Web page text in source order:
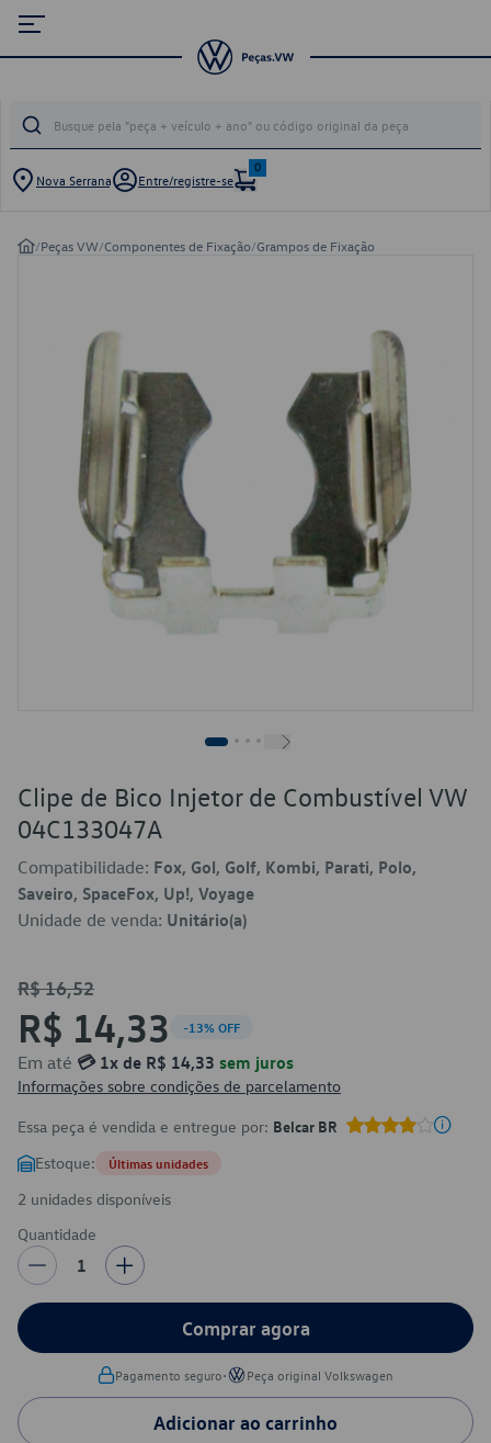
Nova Serrana Entre/registre-se
0
/Peças VW/Componentes de Fixação/Grampos de Fixação
Clipe de Bico Injetor de Combustível VW
04C133047A
Compatibilidade: Fox, Gol, Golf, Kombi, Parati, Polo,
Saveiro, SpaceFox, Up!, Voyage
Unidade de venda: Unitário(a)
R$ 16,52
R$ 14,33 -13% OFF
Em até 💳 1x de R$ 14,33 sem juros
Informações sobre condições de parcelamento
Essa peça é vendida e entregue por: Belcar BR
Estoque: Últimas unidades
2 unidades disponíveis
Quantidade
1
Comprar agora
Pagamento seguro• Peça original Volkswagen
Adicionar ao carrinho